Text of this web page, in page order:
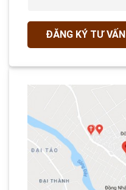
ĐĂNG KÝ TƯ VẤN